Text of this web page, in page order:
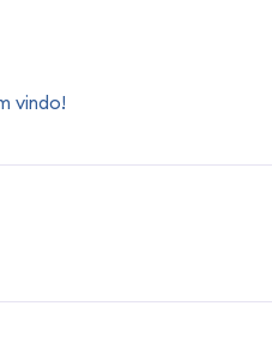
vindo!